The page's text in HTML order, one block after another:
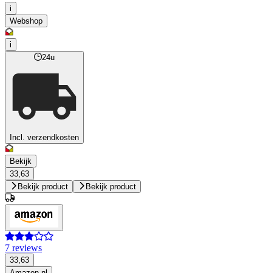
i
Webshop
i
24u
Incl. verzendkosten
Bekijk
33,63
Bekijk product
Bekijk product
7 reviews
33,63